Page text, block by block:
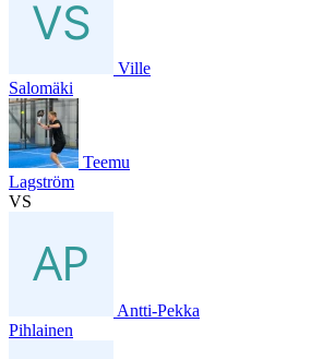
Ville
Salomäki
Teemu
Lagström
VS
Antti-Pekka
Pihlainen